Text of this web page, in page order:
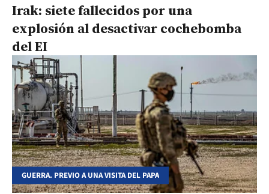
Irak: siete fallecidos por una
explosión al desactivar cochebomba
del EI
GUERRA. PREVIO A UNA VISITA DEL PAPA